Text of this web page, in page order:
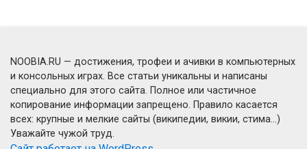
NOOBIA.RU — достижения, трофеи и ачивки в компьютерных
и консольных играх. Все статьи уникальны и написаны
специально для этого сайта. Полное или частичное
копирование информации запрещено. Правило касается
всех: крупные и мелкие сайты (википедии, викии, стима...)
Уважайте чужой труд.